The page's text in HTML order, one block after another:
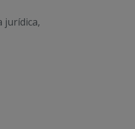
jurídica,